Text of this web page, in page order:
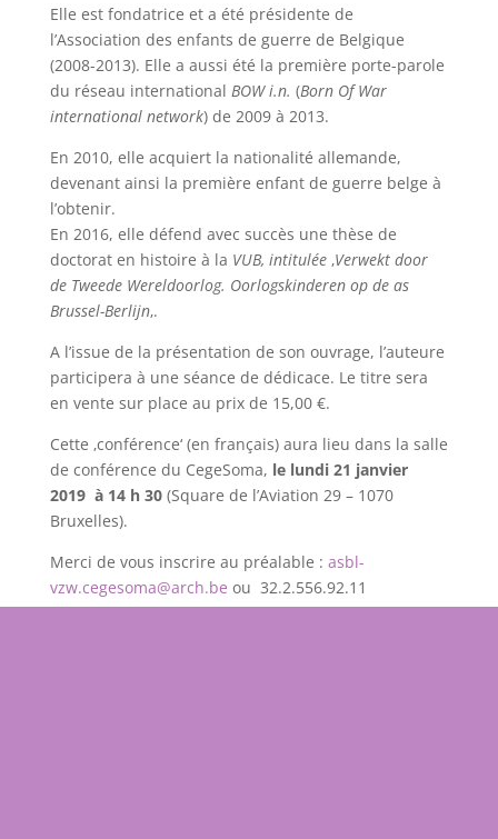
Elle est fondatrice et a été présidente de
l’Association des enfants de guerre de Belgique
(2008-2013). Elle a aussi été la première porte-parole
du réseau international BOW i.n. (Born Of War
international network) de 2009 à 2013.
En 2010, elle acquiert la nationalité allemande,
devenant ainsi la première enfant de guerre belge à
l’obtenir.
En 2016, elle défend avec succès une thèse de
doctorat en histoire à la VUB, intitulée‚Verwekt door
de Tweede Wereldoorlog. Oorlogskinderen op de as
Brussel-Berlijn‚.
A l’issue de la présentation de son ouvrage, l’auteure
participera à une séance de dédicace. Le titre sera
en vente sur place au prix de 15,00 €.
Cette ‚conférence‘ (en français) aura lieu dans la salle
de conférence du CegeSoma, le lundi 21 janvier
2019 à 14 h 30(Square de l’Aviation 29 – 1070
Bruxelles).
Merci de vous inscrire au préalable : asbl-
vzw.cegesoma@arch.be ou 32.2.556.92.11
N’hésitez pas à vous faire accompagner !